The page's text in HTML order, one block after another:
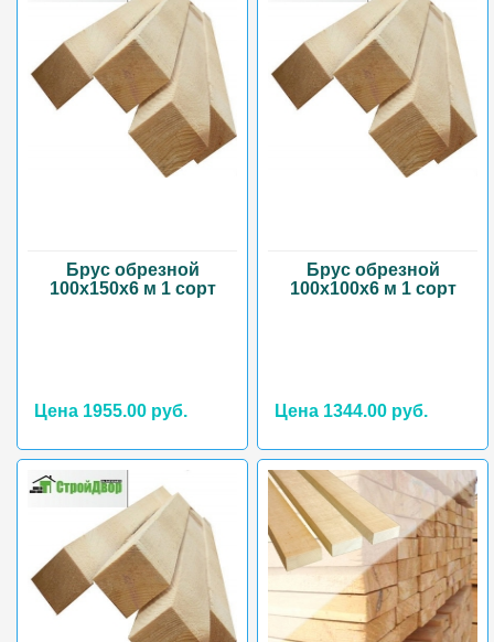
Брус обрезной
100х150х6 м 1 сорт
Цена 1955.00 руб.
Брус обрезной
100х100х6 м 1 сорт
Цена 1344.00 руб.